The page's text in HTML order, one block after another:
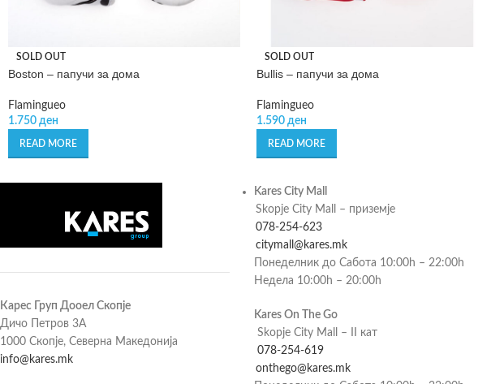
SOLD OUT
Boston – папучи за дома
Flamingueo
1.750 ден
READ MORE
SOLD OUT
Bullis – папучи за дома
Flamingueo
1.590 ден
READ MORE
Карес Груп Дооел Скопје
Дичо Петров 3А
1000 Скопје, Северна Македонија
info@kares.mk
Kares City Mall
Skopje City Mall – приземје
078-254-623
citymall@kares.mk
Понеделник до Сабота 10:00h – 22:00h
Недела 10:00h – 20:00h
Kares On The Go
Skopje City Mall – II кат
078-254-619
onthego@kares.mk